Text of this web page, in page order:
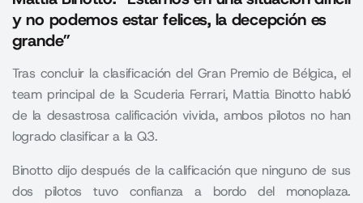
y no podemos estar felices, la decepción es
grande”
Tras concluir la clasificación del Gran Premio de Bélgica, el
team principal de la Scuderia Ferrari, Mattia Binotto habló
de la desastrosa calificación vivida, ambos pilotos no han
logrado clasificar a la Q3.
Binotto dijo después de la calificación que ninguno de sus
dos pilotos tuvo confianza a bordo del monoplaza.